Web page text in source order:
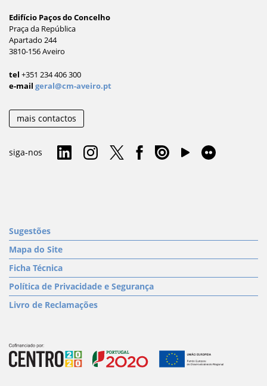
Edifício Paços do Concelho
Praça da República
Apartado 244
3810-156 Aveiro
tel +351 234 406 300
e-mail geral@cm-aveiro.pt
mais contactos
siga-nos
Sugestões
Mapa do Site
Ficha Técnica
Política de Privacidade e Segurança
Livro de Reclamações